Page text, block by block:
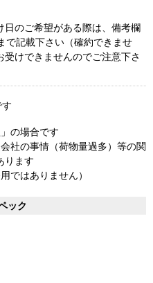
のご希望がある際は、備考欄
で記載下さい（確約できませ
けできませんのでご注意下さ
す
の場合です
社の事情（荷物量過多）等の関
ります
ではありません）
ック